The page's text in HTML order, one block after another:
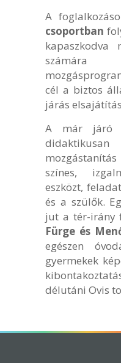
A
csoportban
kapaszkodva
számára
cél a biztos
járás
A már járó
didaktikusan
színes,
eszközt,
és a szülők.
jut a tér-irány
Fürge és
egészen
gyermekek
délutáni Ovis